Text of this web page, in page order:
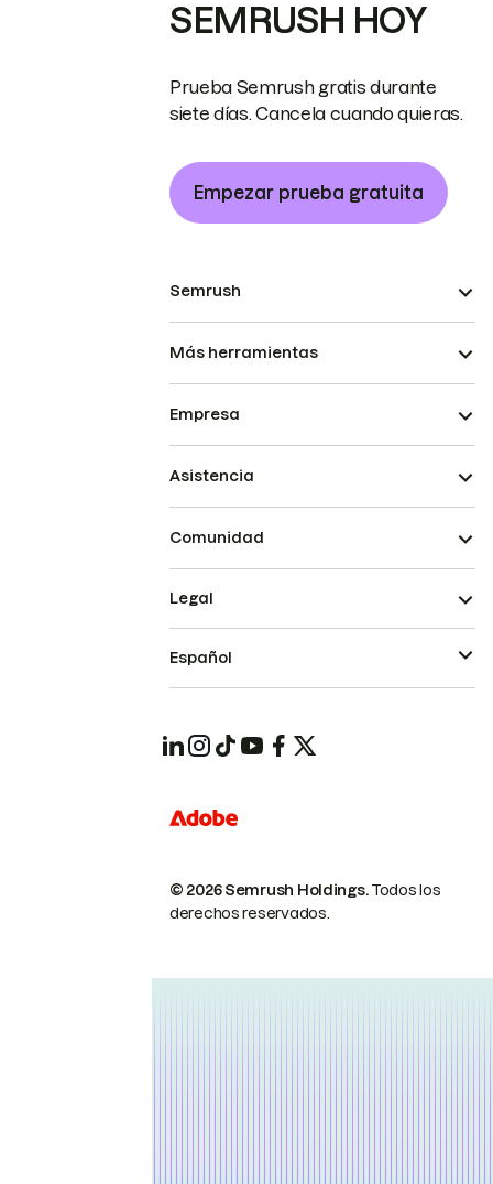
SEMRUSH HOY
Prueba Semrush gratis durante
siete días. Cancela cuando quieras.
Empezar prueba gratuita
Semrush
Más herramientas
Empresa
Asistencia
Comunidad
© 2026 Semrush Holdings.Todos los
derechos reservados.
Legal
Español